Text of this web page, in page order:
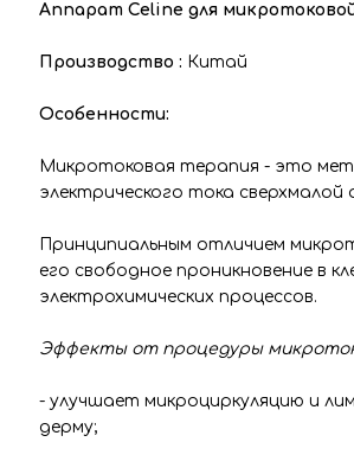
Аппарат Celine для
Производство : Китай
Особенности:
Микротоковая терапия - это
электрического тока сверхмалой
Принципиальным отличием
его свободное проникновение в
электрохимических процессов.
Эффекты от процедуры
- улучшает микроциркуляцию и
дерму;